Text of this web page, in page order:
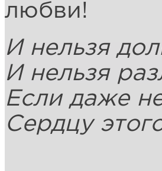
любви!
И нельзя
И нельзя
Если даже
Сердцу